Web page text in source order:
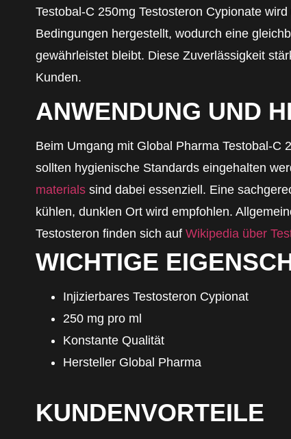
Testobal-C 250mg Testosteron Cypionate
Bedingungen hergestellt, wodurch eine
gewährleistet bleibt. Diese Zuverlässigkeit
Kunden.
ANWENDUNG UND
Beim Umgang mit Global Pharma Testobal-C
sollten hygienische Standards eingehalten
materials sind dabei essenziell. Eine
kühlen, dunklen Ort wird empfohlen.
Testosteron finden sich auf Wikipedia über
WICHTIGE
Injizierbares Testosteron Cypionat
250 mg pro ml
Konstante Qualität
Hersteller Global Pharma
KUNDENVORTEILE